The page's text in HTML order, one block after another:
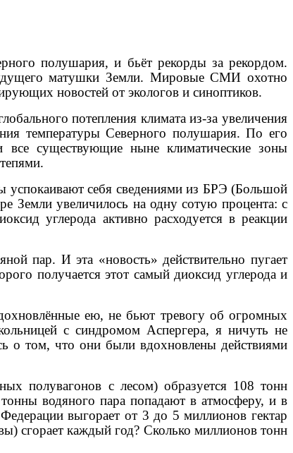
полушария, и бьёт рекорды за рекордом.
матушки Земли. Мировые СМИ охотно
новостей от экологов и синоптиков.
потепления климата из-за увеличения
температуры Северного полушария. По его
все существующие ныне климатические зоны
успокаивают себя сведениями из БРЭ (Большой
Земли увеличилось на одну сотую процента: с
углерода активно расходуется в реакции
пар. И эта «новость» действительно пугает
получается этот самый диоксид углерода и
ею, не бьют тревогу об огромных
с синдромом Аспергера, я ничуть не
о том, что они были вдохновлены действиями
полувагонов с лесом) образуется 108 тонн
водяного пара попадают в атмосферу, и в
выгорает от 3 до 5 миллионов гектар
сгорает каждый год? Сколько миллионов тонн